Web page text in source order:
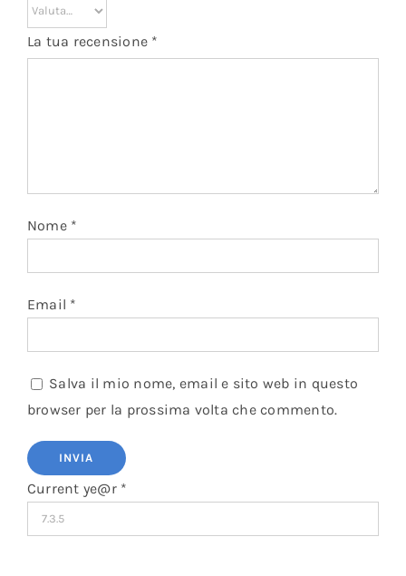
La tua recensione *
Nome *
Email *
Salva il mio nome, email e sito web in questo
browser per la prossima volta che commento.
Current ye@r *